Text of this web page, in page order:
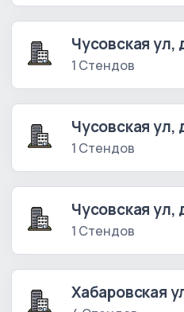
Чусовская ул,
1 Стендов
Чусовская
1 Стендов
Чусовская
1 Стендов
Хабаровская